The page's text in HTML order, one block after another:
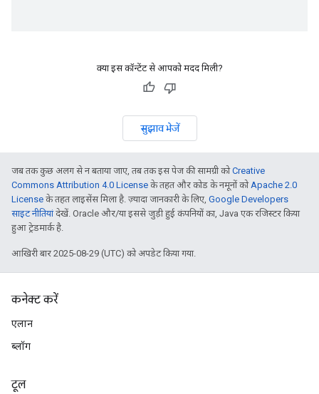
क्या इस कॉन्टेंट से आपको मदद मिली?
सुझाव भेजें
जब तक कुछ अलग से न बताया जाए, तब तक इस पेज की सामग्री कोCreative
Commons Attribution 4.0 License के तहत और कोड के नमूनों कोApache 2.0
License के तहत लाइसेंस मिला है. ज़्यादा जानकारी के लिए, Google Developers
साइट नीतियांदेखें. Oracle और/या इससे जुड़ी हुई कंपनियों का, Java एक रजिस्टर किया
हुआ ट्रेडमार्क है.
आखिरी बार 2025-08-29 (UTC) को अपडेट किया गया.
कनेक्ट करें
एलान
ब्लॉग
टूल